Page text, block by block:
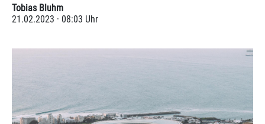
Tobias Bluhm
21.02.2023 · 08:03 Uhr